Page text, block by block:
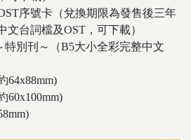
序號卡（兌換期限為發售後三年
文台詞檔及OST，可下載）
別刊～（B5大小全彩完整中文
64x88mm)
60x100mm)